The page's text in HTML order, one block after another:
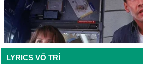
LYRICS VÕ TRÍ